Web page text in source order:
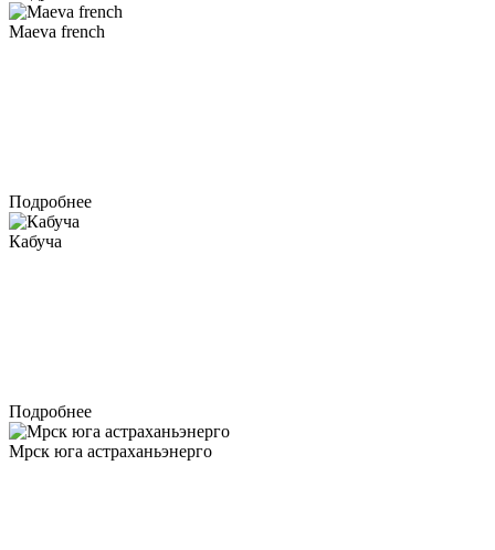
Maeva french
Подробнее
Кабуча
Подробнее
Мрск юга астраханьэнерго